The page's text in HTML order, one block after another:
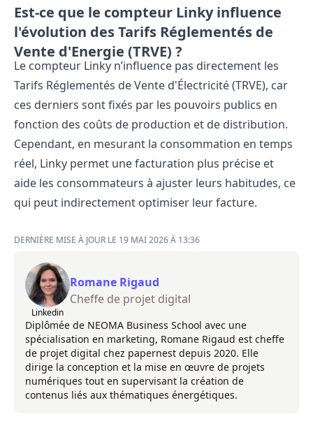
Est-ce que le compteur Linky influence
l'évolution des Tarifs Réglementés de
Vente d'Energie (TRVE) ?
Le compteur Linky n’influence pas directement les
Tarifs Réglementés de Vente d'Électricité (TRVE), car
ces derniers sont fixés par les pouvoirs publics en
fonction des coûts de production et de distribution.
Cependant, en mesurant la consommation en temps
réel, Linky permet une facturation plus précise et
aide les consommateurs à ajuster leurs habitudes, ce
qui peut indirectement optimiser leur facture.
DERNIÈRE MISE À JOUR LE 19 MAI 2026 À 13:36
Linkedin
Romane Rigaud
Cheffe de projet digital
Diplômée de NEOMA Business School avec une
spécialisation en marketing, Romane Rigaud est cheffe
de projet digital chez papernest depuis 2020. Elle
dirige la conception et la mise en œuvre de projets
numériques tout en supervisant la création de
contenus liés aux thématiques énergétiques.